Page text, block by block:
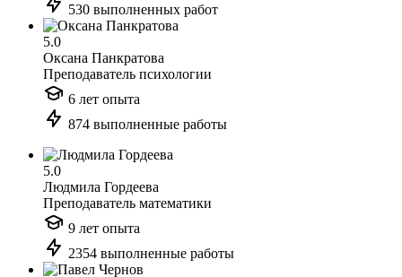
530 выполненных работ
5.0
Оксана Панкратова
Преподаватель психологии
6 лет опыта
874 выполненные работы
5.0
Людмила Гордеева
Преподаватель математики
9 лет опыта
2354 выполненные работы